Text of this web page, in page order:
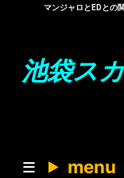
マンジャロとEDとの
池袋ス
menu